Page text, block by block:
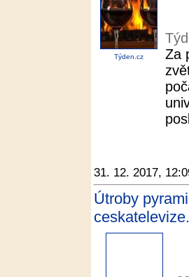
Týden.cz
Za
31. 12. 2017,
Útroby